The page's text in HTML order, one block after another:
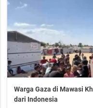
Warga Gaza di Mawasi
dari Indonesia